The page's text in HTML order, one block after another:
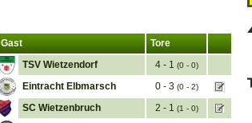
Gast
Tore
TSV Wietzendorf 4 - 1 (0 - 0)
Eintracht Elbmarsch 0 - 3 (0 - 2)
SC Wietzenbruch 2 - 1 (1 - 0)